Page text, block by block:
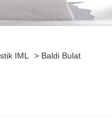
IML > Baldi Bulat